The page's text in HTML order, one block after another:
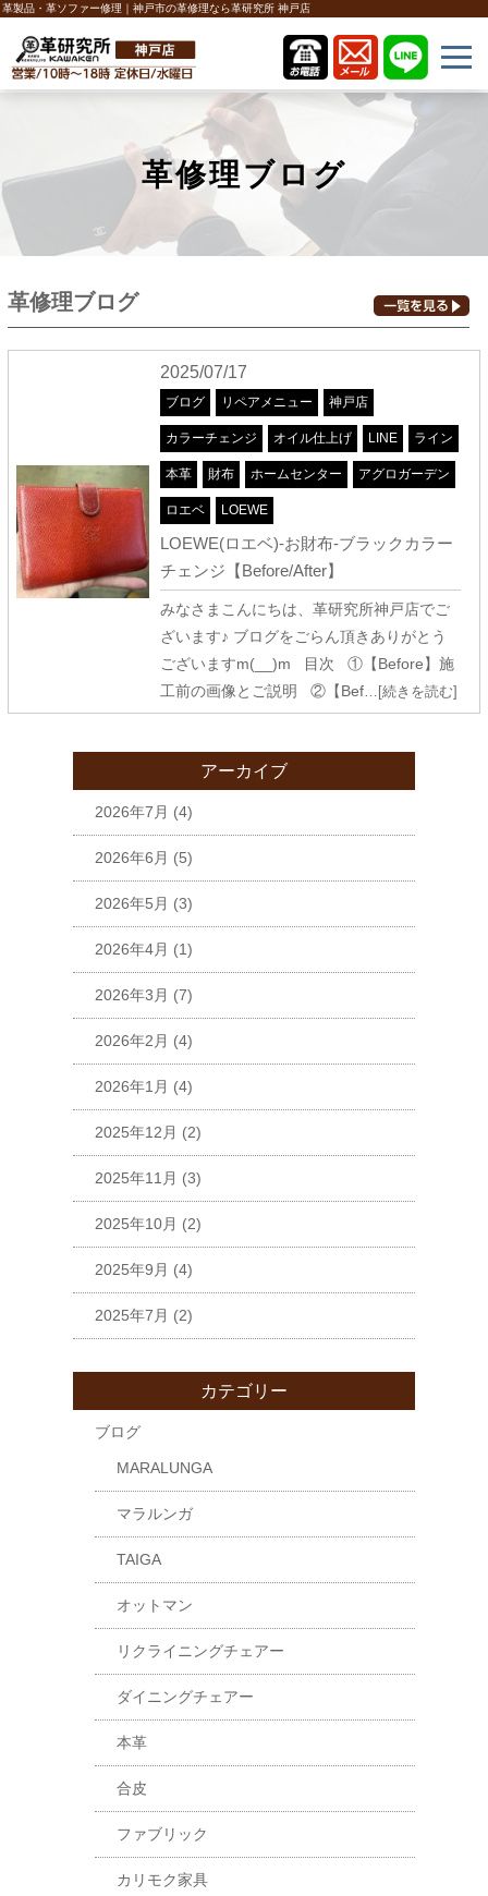
革製品・革ソファー修理｜神戸市の革修理なら革研究所 神戸店
革修理ブログ
革修理ブログ
2025/07/17
ブログ リペアメニュー 神戸店
カラーチェンジ オイル仕上げ LINE ライン
本革 財布 ホームセンター アグロガーデン
ロエベ LOEWE
LOEWE(ロエベ)-お財布-ブラックカラー
チェンジ【Before/After】
みなさまこんにちは、革研究所神戸店でご
ざいます♪ ブログをごらん頂きありがとう
ございますm(__)m 目次 ①【Before】施
工前の画像とご説明 ②【Bef…[続きを読む]
アーカイブ
2026年7月 (4)
2026年6月 (5)
2026年5月 (3)
2026年4月 (1)
2026年3月 (7)
2026年2月 (4)
2026年1月 (4)
2025年12月 (2)
2025年11月 (3)
2025年10月 (2)
2025年9月 (4)
2025年7月 (2)
カテゴリー
ブログ
MARALUNGA
マラルンガ
TAIGA
オットマン
リクライニングチェアー
ダイニングチェアー
本革
合皮
ファブリック
カリモク家具